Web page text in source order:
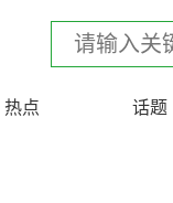
热点 话题